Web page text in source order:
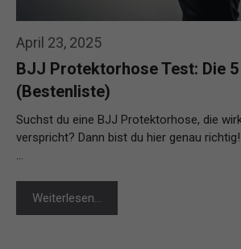
April 23, 2025
BJJ Protektorhose Test: Die
(Bestenliste)
Suchst du eine BJJ Protektorhose, die
verspricht? Dann bist du hier genau
…
Weiterlesen…